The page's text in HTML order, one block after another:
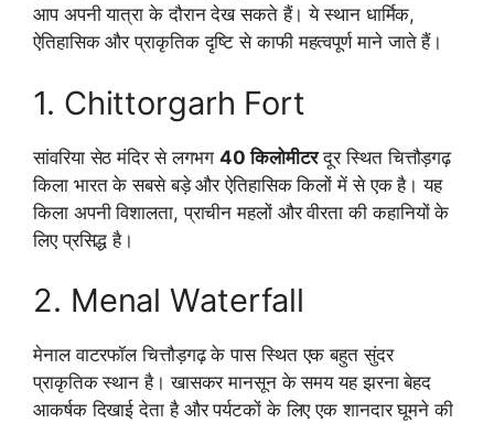
आप अपनी यात्रा के दौरान देख सकते हैं। ये स्थान धार्मिक,
ऐतिहासिक और प्राकृतिक दृष्टि से काफी महत्वपूर्ण माने जाते हैं।
1. Chittorgarh Fort
सांवरिया सेठ मंदिर से लगभग40 किलोमीटरदूर स्थित चित्तौड़गढ़
किला भारत के सबसे बड़े और ऐतिहासिक किलों में से एक है। यह
किला अपनी विशालता, प्राचीन महलों और वीरता की कहानियों के
लिए प्रसिद्ध है।
2. Menal Waterfall
मेनाल वाटरफॉल चित्तौड़गढ़ के पास स्थित एक बहुत सुंदर
प्राकृतिक स्थान है। खासकर मानसून के समय यह झरना बेहद
आकर्षक दिखाई देता है और पर्यटकों के लिए एक शानदार घूमने की